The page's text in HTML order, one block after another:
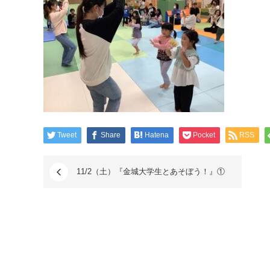
Tweet Share Hatena Pocket RSS
11/2（土）『金城大学生とあそぼう！』①